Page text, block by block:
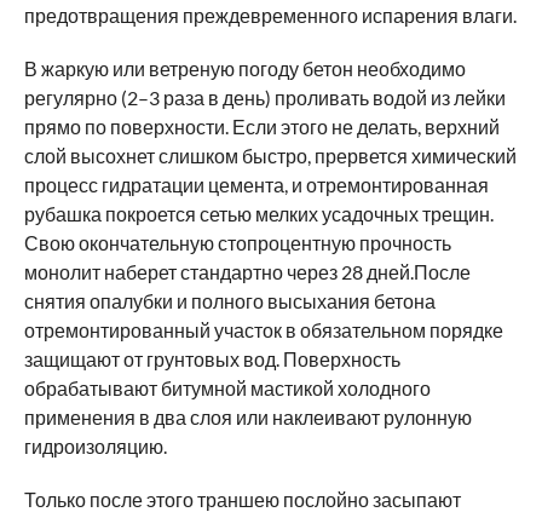
предотвращения преждевременного испарения влаги.
В жаркую или ветреную погоду бетон необходимо
регулярно (2–3 раза в день) проливать водой из лейки
прямо по поверхности. Если этого не делать, верхний
слой высохнет слишком быстро, прервется химический
процесс гидратации цемента, и отремонтированная
рубашка покроется сетью мелких усадочных трещин.
Свою окончательную стопроцентную прочность
монолит наберет стандартно через 28 дней.После
снятия опалубки и полного высыхания бетона
отремонтированный участок в обязательном порядке
защищают от грунтовых вод. Поверхность
обрабатывают битумной мастикой холодного
применения в два слоя или наклеивают рулонную
гидроизоляцию.
Только после этого траншею послойно засыпают